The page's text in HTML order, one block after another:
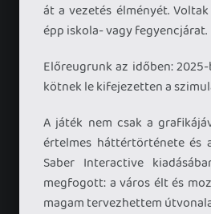
át a vezetés élményét.
épp iskola- vagy fegyencjárat.
Előreugrunk az időben:
kötnek le kifejezetten a
A játék nem csak a
értelmes háttértörténete és
Saber Interactive
megfogott: a város élt és
magam tervezhettem